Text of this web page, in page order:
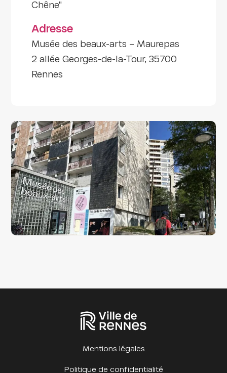
Chêne"
Adresse
Musée des beaux-arts – Maurepas
2 allée Georges-de-la-Tour, 35700
Rennes
Mentions légales
Politique de confidentialité